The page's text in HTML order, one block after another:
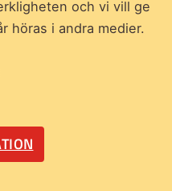
och vi vill ge
höras i andra medier.